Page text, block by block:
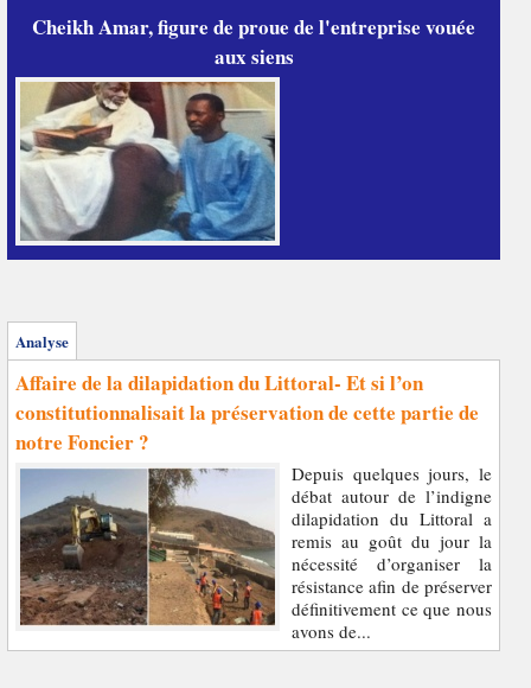
Cheikh Amar, figure de proue de l'entreprise vouée
aux siens
Analyse
Affaire de la dilapidation du Littoral- Et si l’on
constitutionnalisait la préservation de cette partie de
notre Foncier ?
Depuis quelques jours, le
débat autour de l’indigne
dilapidation du Littoral a
remis au goût du jour la
nécessité d’organiser la
résistance afin de préserver
définitivement ce que nous
avons de...